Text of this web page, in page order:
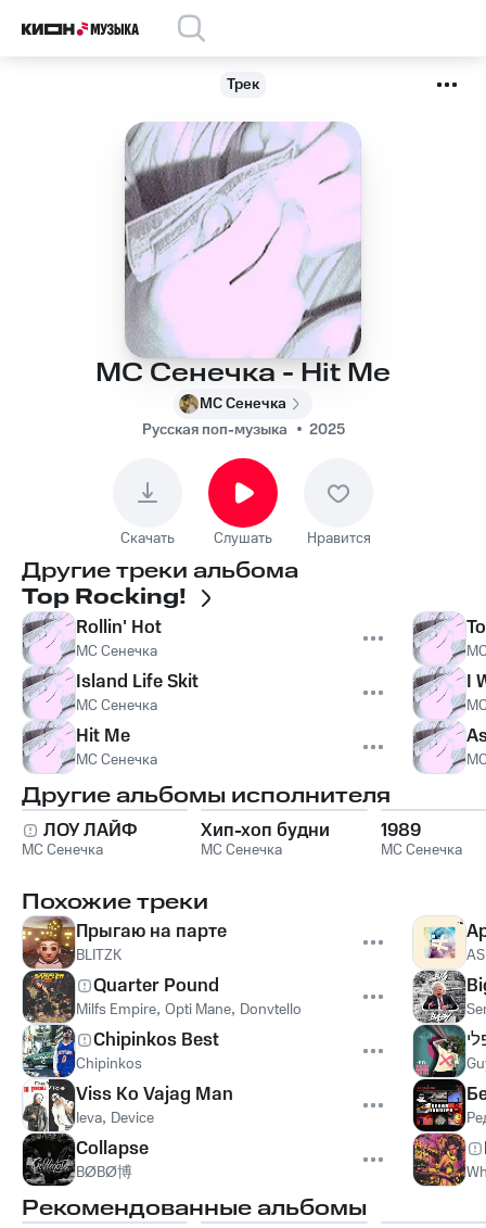
Трек
МС Сенечка - Hit Me
МС Сенечка
Русская поп-музыка
2025
Скачать Слушать Нравится
Другие треки альбома
Top Rocking!
Rollin' Hot
МС Сенечка
Island Life Skit
МС Сенечка
Hit Me
МС Сенечка
I
Другие альбомы исполнителя
ЛОУ ЛАЙФ
МС Сенечка
Хип-хоп будни
МС Сенечка
1989
МС Сенечка
Похожие треки
Прыгаю на парте
BLITZK
Quarter Pound
Milfs Empire, Opti Mane, Donvtello
Chipinkos Best
Chipinkos
Viss Ko Vajag Man
Ieva, Device
Collapse
BØBØ博
Рекомендованные альбомы